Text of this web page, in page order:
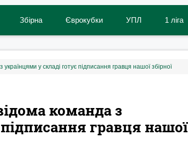
Збірна Єврокубки УПЛ 1 ліга
у складі готує підписання гравця нашої збірної
команда з
гравця нашої